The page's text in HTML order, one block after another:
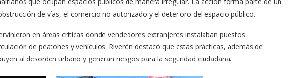
que ocupan espacios públicos de manera irregular. La acción forma parte de un
de vías, el comercio no autorizado y el deterioro del espacio público.
en áreas críticas donde vendedores extranjeros instalaban puestos
de peatones y vehículos. Riverón destacó que estas prácticas, además de
al desorden urbano y generan riesgos para la seguridad ciudadana.